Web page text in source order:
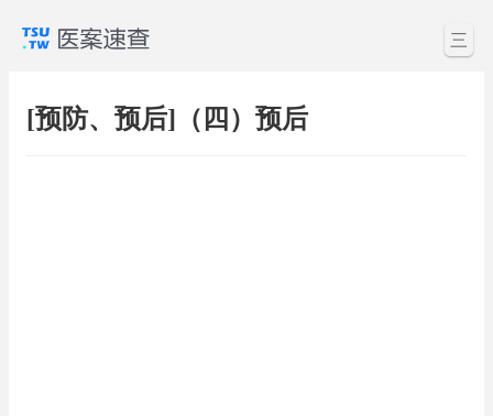
三
[预防、预后]（四）预后